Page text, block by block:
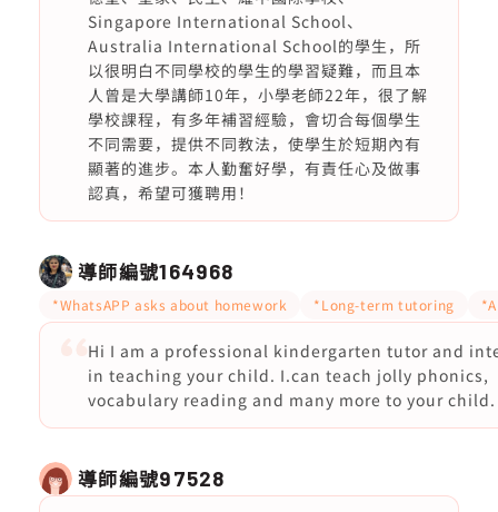
Singapore International School、
Australia International School的學生，所
以很明白不同學校的學生的學習疑難，而且本
人曾是大學講師10年，小學老師22年，很了解
學校課程，有多年補習經驗，會切合每個學生
不同需要，提供不同教法，使學生於短期內有
顯著的進步。本人勤奮好學，有責任心及做事
認真，希望可獲聘用！
導師編號164968
*WhatsAPP asks about homework *Long-term tutoring
Hi I am a professional kindergarten tutor and
in teaching your child. I.can teach jolly phonics,
vocabulary reading and many more to your child.
導師編號97528